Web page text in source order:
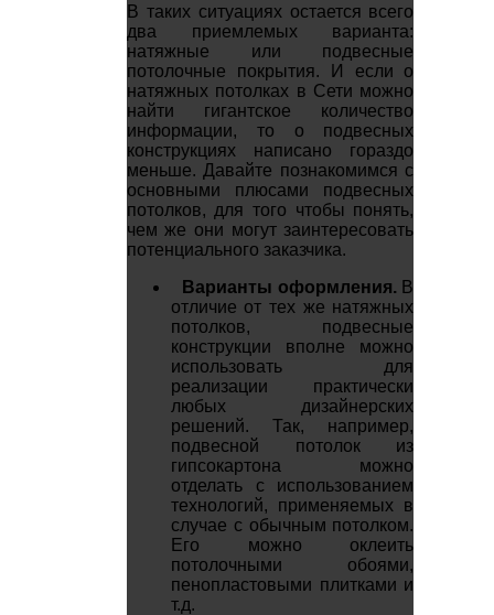
В таких ситуациях остается всего
два приемлемых варианта:
натяжные или подвесные
потолочные покрытия. И если о
натяжных потолках в Сети можно
найти гигантское количество
информации, то о подвесных
конструкциях написано гораздо
меньше. Давайте познакомимся с
основными плюсами подвесных
потолков, для того чтобы понять,
чем же они могут заинтересовать
потенциального заказчика.
Варианты оформления. В
отличие от тех же натяжных
потолков, подвесные
конструкции вполне можно
использовать для
реализации практически
любых дизайнерских
решений. Так, например,
подвесной потолок из
гипсокартона можно
отделать с использованием
технологий, применяемых в
случае с обычным потолком.
Его можно оклеить
потолочными обоями,
пенопластовыми плитками и
т.д.